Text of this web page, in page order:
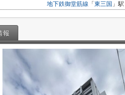
地下鉄御堂筋線 「 東三国 」
報